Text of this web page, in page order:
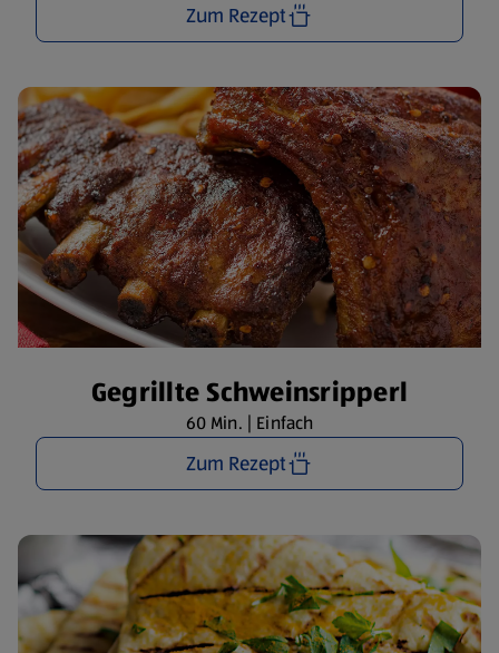
Zum Rezept
Gegrillte Schweinsripperl
60 Min. | Einfach
Zum Rezept